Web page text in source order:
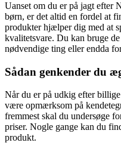
Uanset om du er på jagt efter
børn, er det altid en fordel at
produkter hjælper dig med at
kvalitetsvare. Du kan bruge
nødvendige ting eller endda
Sådan genkender du
Når du er på udkig efter
være opmærksom på
fremmest skal du undersøge
priser. Nogle gange kan du
produkt.